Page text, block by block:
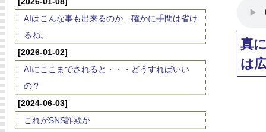
AIはこんな事も出来るのか…確かに手間は省け
るね。
[2026-01-02]
AIにここまでされると・・・どうすればいい
の？
[2024-06-03]
これがSNS詐欺か
真
は